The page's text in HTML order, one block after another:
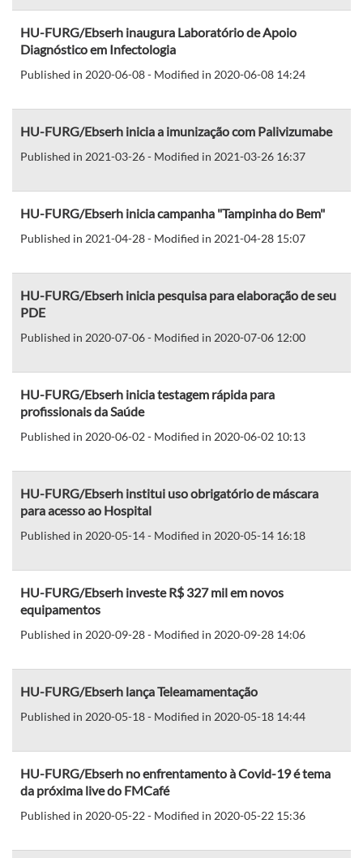
HU-FURG/Ebserh inaugura Laboratório de Apoio
Diagnóstico em Infectologia
Published in 2020-06-08 - Modified in 2020-06-08 14:24
HU-FURG/Ebserh inicia a imunização com Palivizumabe
Published in 2021-03-26 - Modified in 2021-03-26 16:37
HU-FURG/Ebserh inicia campanha "Tampinha do Bem"
Published in 2021-04-28 - Modified in 2021-04-28 15:07
HU-FURG/Ebserh inicia pesquisa para elaboração de seu
PDE
Published in 2020-07-06 - Modified in 2020-07-06 12:00
HU-FURG/Ebserh inicia testagem rápida para
profissionais da Saúde
Published in 2020-06-02 - Modified in 2020-06-02 10:13
HU-FURG/Ebserh institui uso obrigatório de máscara
para acesso ao Hospital
Published in 2020-05-14 - Modified in 2020-05-14 16:18
HU-FURG/Ebserh investe R$ 327 mil em novos
equipamentos
Published in 2020-09-28 - Modified in 2020-09-28 14:06
HU-FURG/Ebserh lança Teleamamentação
Published in 2020-05-18 - Modified in 2020-05-18 14:44
HU-FURG/Ebserh no enfrentamento à Covid-19 é tema
da próxima live do FMCafé
Published in 2020-05-22 - Modified in 2020-05-22 15:36